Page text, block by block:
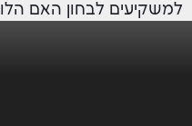
למשקיעים לבחון האם